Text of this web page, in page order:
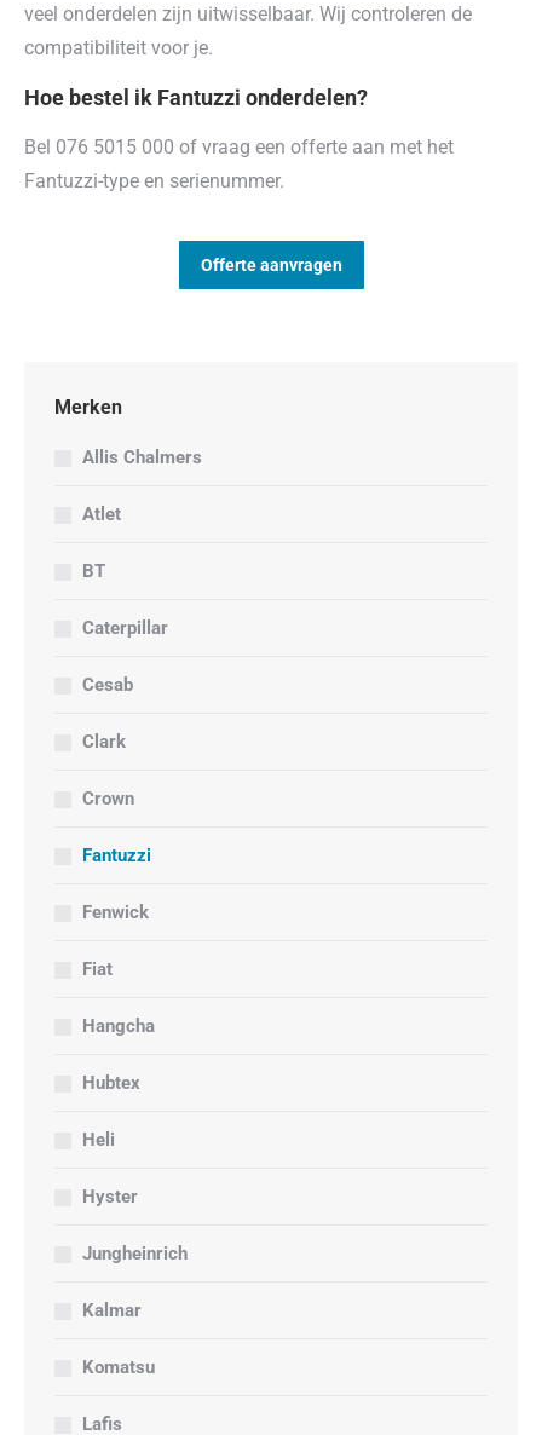
veel onderdelen zijn uitwisselbaar. Wij controleren de
compatibiliteit voor je.
Hoe bestel ik Fantuzzi onderdelen?
Bel 076 5015 000 of vraag een offerte aan met het
Fantuzzi-type en serienummer.
Offerte aanvragen
Merken
Allis Chalmers
Atlet
BT
Caterpillar
Cesab
Clark
Crown
Fantuzzi
Fenwick
Fiat
Hangcha
Hubtex
Heli
Hyster
Jungheinrich
Kalmar
Komatsu
Lafis